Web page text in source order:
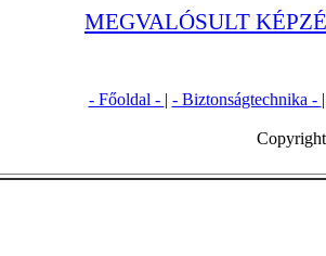
MEGVALÓSULT
- Főoldal - | - Biztonságtechnika -